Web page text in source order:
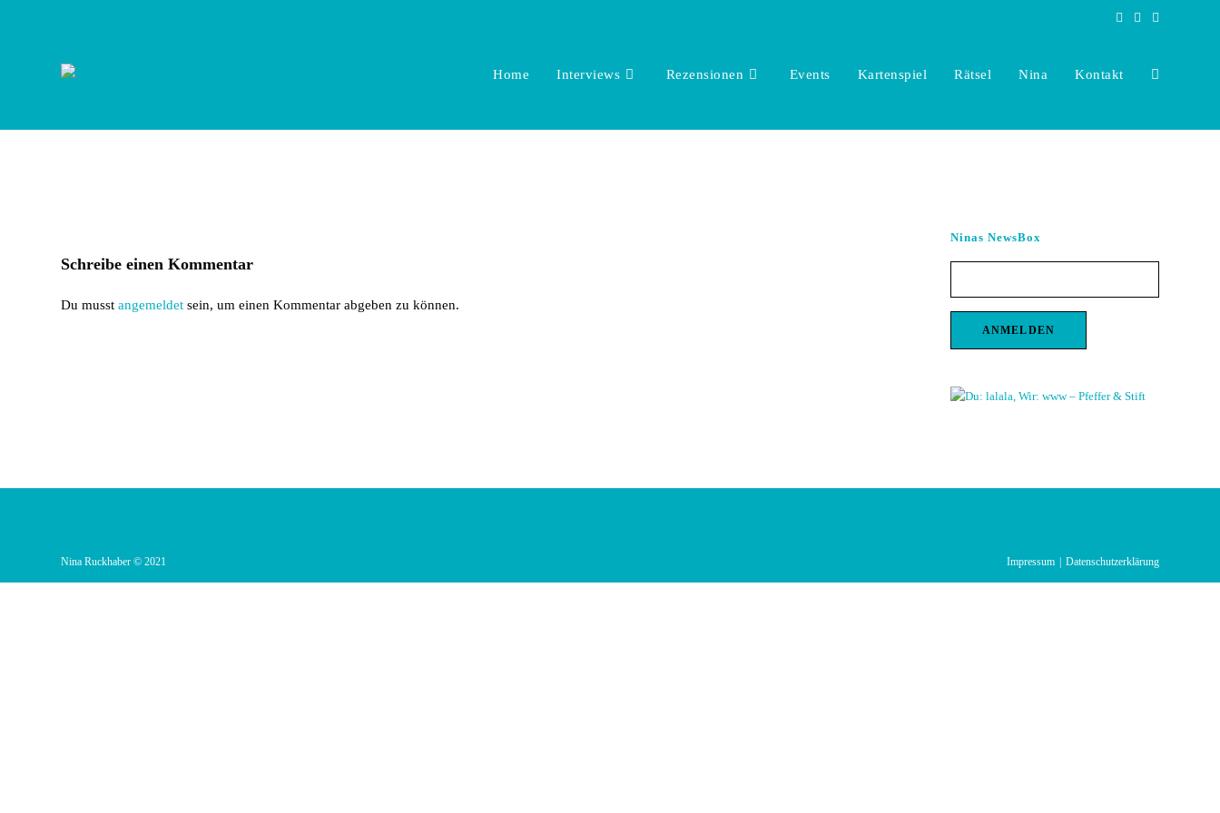
Home Interviews Rezensionen Events Kartenspiel Rätsel Nina Kontakt Toggle
search
Schreibe einen Kommentar
Du musstangemeldet sein, um einen Kommentar abgeben zu können.
Ninas NewsBox
Impressum Datenschutzerklärung
Nina Ruckhaber © 2021